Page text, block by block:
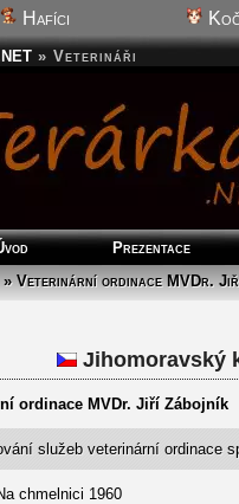
Hafíci
» Veterináři
Prezentace
» Veterinární ordinace MVDr.
Jihomoravský
ordinace MVDr. Jiří Zábojník
služeb veterinární ordinace
chmelnici 1960